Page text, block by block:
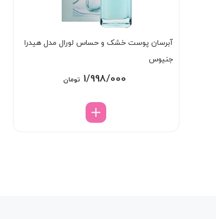
آبرسان پوست خشک و حساس لورال مدل هیدرا
جنیوس
1/998/000 تومان